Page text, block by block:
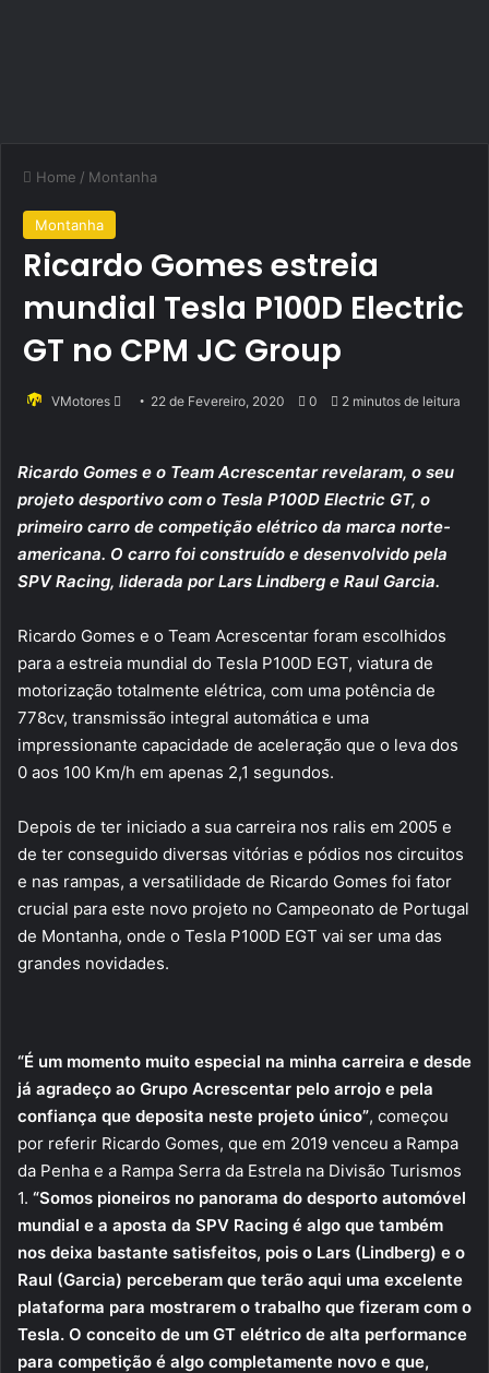
Home / Montanha
Montanha
Ricardo Gomes estreia
mundial Tesla P100D Electric
GT no CPM JC Group
VMotores
Send 22 de Fevereiro, 2020 0 2 minutos de leitura
Ricardo Gomes e o Team Acrescentar revelaram, o seu
projeto desportivo com o Tesla P100D Electric GT, o
primeiro carro de competição elétrico da marca norte-
americana. O carro foi construído e desenvolvido pela
SPV Racing, liderada por Lars Lindberg e Raul Garcia.
Ricardo Gomes e o Team Acrescentar foram escolhidos
para a estreia mundial do Tesla P100D EGT, viatura de
motorização totalmente elétrica, com uma potência de
778cv, transmissão integral automática e uma
impressionante capacidade de aceleração que o leva dos
0 aos 100 Km/h em apenas 2,1 segundos.
Depois de ter iniciado a sua carreira nos ralis em 2005 e
de ter conseguido diversas vitórias e pódios nos circuitos
e nas rampas, a versatilidade de Ricardo Gomes foi fator
crucial para este novo projeto no Campeonato de Portugal
de Montanha, onde o Tesla P100D EGT vai ser uma das
grandes novidades.
“É um momento muito especial na minha carreira e desde
já agradeço ao Grupo Acrescentar pelo arrojo e pela
confiança que deposita neste projeto único”, começou
por referir Ricardo Gomes, que em 2019 venceu a Rampa
da Penha e a Rampa Serra da Estrela na Divisão Turismos
1. “Somos pioneiros no panorama do desporto automóvel
mundial e a aposta da SPV Racing é algo que também
nos deixa bastante satisfeitos, pois o Lars (Lindberg) e o
Raul (Garcia) perceberam que terão aqui uma excelente
plataforma para mostrarem o trabalho que fizeram com o
Tesla. O conceito de um GT elétrico de alta performance
para competição é algo completamente novo e que,